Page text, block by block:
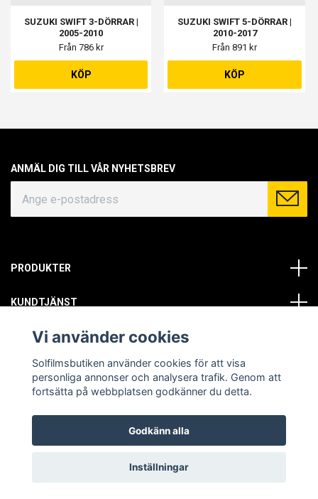
SUZUKI SWIFT 3-DÖRRAR |
2005-2010
Från 786 kr
KÖP
SUZUKI SWIFT 5-DÖRRAR |
2010-2017
Från 891 kr
KÖP
ANMÄL DIG TILL VÅR NYHETSBREV
PRODUKTER
KUNDTJÄNST
OM OSS
SOCIALA MEDIER
© Copyright 2026 Solfilmsbutiken. All rights reserved.
Vi använder cookies
Solfilmsbutiken använder cookies för att visa
personliga annonser och analysera trafik. Genom att
fortsätta på webbplatsen godkänner du detta.
Godkänn alla
Inställningar